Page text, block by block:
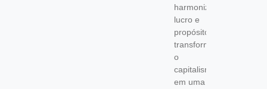
harmonizar
lucro e
propósito,
transformando
o
capitalismo
em uma